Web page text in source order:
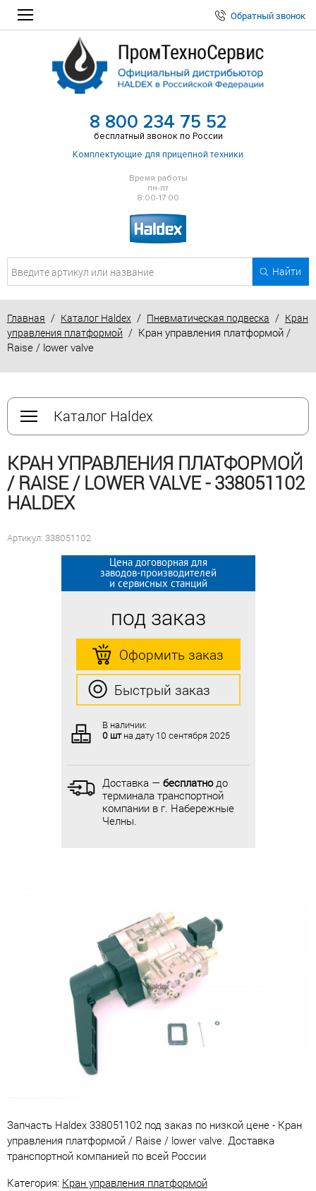
Обратный звонок
8 800 234 75 52
бесплатный звонок по России
Комплектующие для прицепной техники
Время работы
пн-пт
8:00-17:00
Найти
Главная / Каталог Haldex / Пневматическая подвеска / Кран
управления платформой / Кран управления платформой /
Raise / lower valve
Каталог Haldex
КРАН УПРАВЛЕНИЯ ПЛАТФОРМОЙ
/ RAISE / LOWER VALVE - 338051102
HALDEX
Артикул: 338051102
Цена договорная для
заводов-производителей
и сервисных станций
под заказ
Оформить заказ
Быстрый заказ
В наличии:
0 штна дату 10 сентября 2025
Доставка — бесплатнодо
терминала транспортной
компании в г. Набережные
Челны.
Цена договорная для
заводов-производителей
и сервисных станций
под заказ
Оформить заказ
Быстрый заказ
В наличии:
0 штна дату 10 сентября 2025
Доставка — бесплатнодо
терминала транспортной
компании в г. Набережные
Челны.
Запчасть Haldex 338051102 под заказ по низкой цене - Кран
управления платформой / Raise / lower valve. Доставка
транспортной компанией по всей России
Категория: Кран управления платформой